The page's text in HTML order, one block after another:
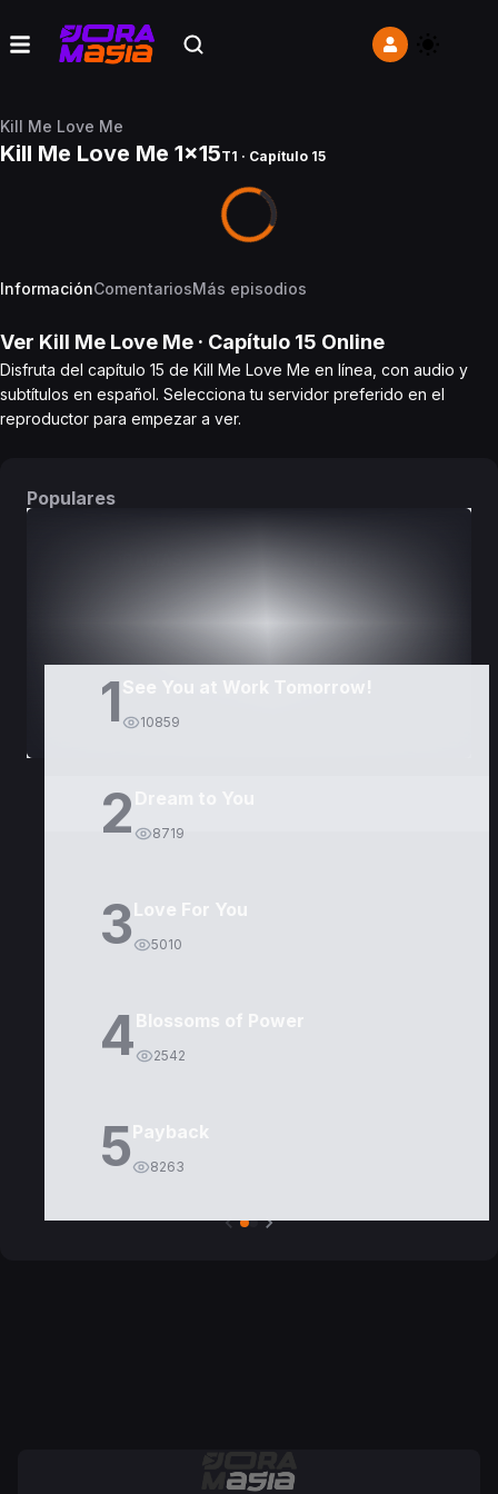
Kill Me Love Me
Kill Me Love Me 1x15T1 · Capítulo 15
InformaciónComentariosMás episodios
Ver Kill Me Love Me · Capítulo 15 Online
Disfruta del capítulo 15 de Kill Me Love Me en línea, con audio y
subtítulos en español. Selecciona tu servidor preferido en el
reproductor para empezar a ver.
Populares
1 See You at Work Tomorrow!
10859
2 8719
3Love For You
5010
4Blossoms of Power
2542
5Payback
8263